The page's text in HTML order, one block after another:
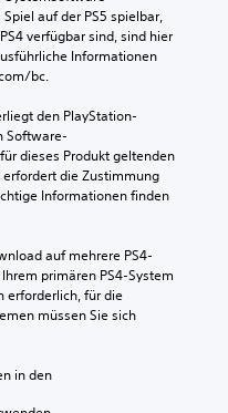
auf der PS5 spielbar,
verfügbar sind, sind hier
Informationen
bc.
den PlayStation-
Software-
dieses Produkt geltenden
die Zustimmung
Informationen finden
auf mehrere PS4-
primären PS4-System
erforderlich, für die
müssen Sie sich
in den